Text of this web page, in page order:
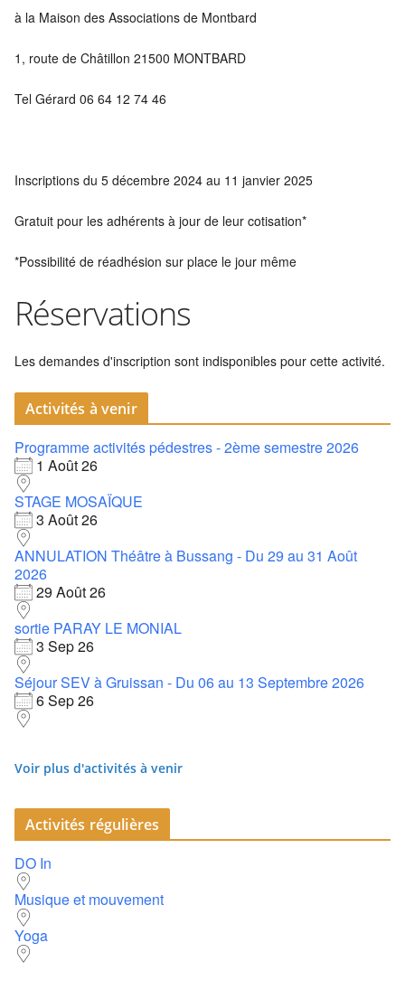
à la Maison des Associations de Montbard
1, route de Châtillon 21500 MONTBARD
Tel Gérard 06 64 12 74 46
Inscriptions du 5 décembre 2024 au 11 janvier 2025
Gratuit pour les adhérents à jour de leur cotisation*
*Possibilité de réadhésion sur place le jour même
Réservations
Les demandes d'inscription sont indisponibles pour cette activité.
Activités à venir
Programme activités pédestres - 2ème semestre 2026
1 Août 26
STAGE MOSAÏQUE
3 Août 26
ANNULATION Théâtre à Bussang - Du 29 au 31 Août
2026
29 Août 26
sortie PARAY LE MONIAL
3 Sep 26
Séjour SEV à Gruissan - Du 06 au 13 Septembre 2026
6 Sep 26
Voir plus d'activités à venir
Activités régulières
DO In
Musique et mouvement
Yoga